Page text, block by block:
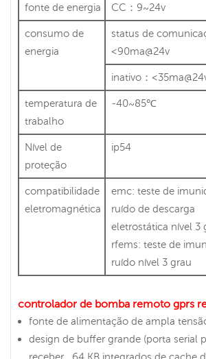
fonte de energia CC：9~24v
consumo de
energia
status de
<90ma@24v
inativo：
temperatura de
trabalho
-40~85℃
Nível de
proteção
ip54
compatibilidade
eletromagnética
emc: teste de
ruído de descarga
eletrostática nível 3
rfems: teste de
ruído nível 3 grau
controlador de bomba remoto gprs
fonte de alimentação de ampla
design de buffer grande (porta serial
receber , 64 KB integrados de cache